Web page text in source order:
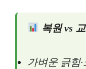
복원 vs
가벼운 긁힘